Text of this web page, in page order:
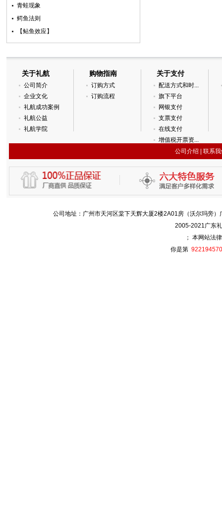
青蛙现象
鳄鱼法则
【鲇鱼效应】­
关于礼航
公司简介
企业文化
礼航成功案例
礼航公益
礼航学院
购物指南
订购方式
订购流程
关于支付
配送方式和时...
旗下平台
网银支付
支票支付
在线支付
增值税开票资...
公司介绍
联系
公司地址：广州市天河区棠下天辉大厦2楼2A01房（沃尔玛
2005-2021广东
； 本网站法
你是第